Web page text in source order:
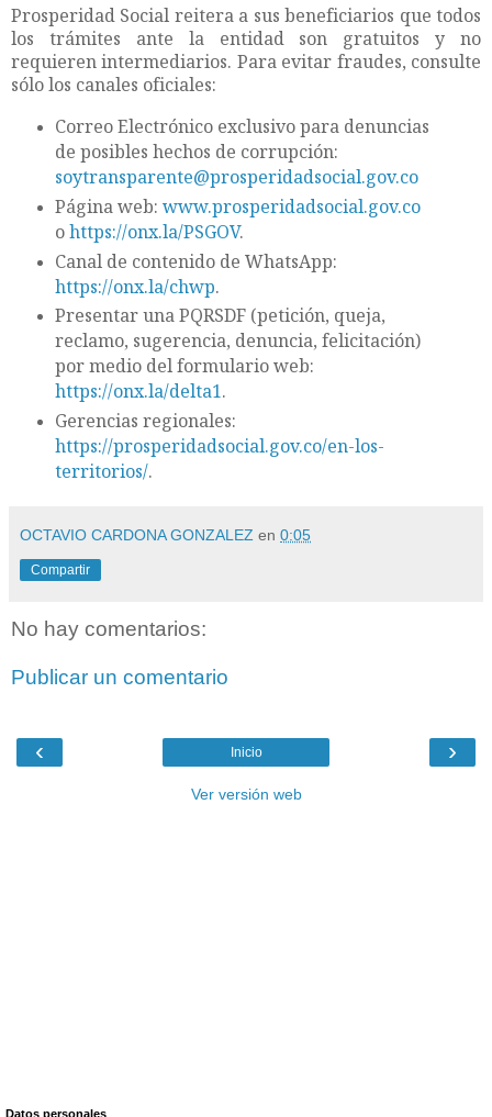
Prosperidad Social reitera a sus beneficiarios que todos
los trámites ante la entidad son gratuitos y no
requieren intermediarios. Para evitar fraudes, consulte
sólo los canales oficiales:
Correo Electrónico exclusivo para denuncias
de posibles hechos de corrupción:
soytransparente@prosperidadsocial.gov.co
Página web: www.prosperidadsocial.gov.co
ohttps://onx.la/PSGOV.
Canal de contenido de WhatsApp:
https://onx.la/chwp.
Presentar una PQRSDF (petición, queja,
reclamo, sugerencia, denuncia, felicitación)
por medio del formulario web:
https://onx.la/delta1.
Gerencias regionales:
https://prosperidadsocial.gov.co/en-los-
territorios/.
OCTAVIO CARDONA GONZALEZ en 0:05
Compartir
No hay comentarios:
Publicar un comentario
‹ ›
Inicio
Ver versión web
Datos personales